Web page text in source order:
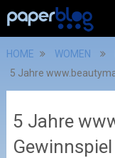
HOME WOMEN
5 Jahre
5 Jahre